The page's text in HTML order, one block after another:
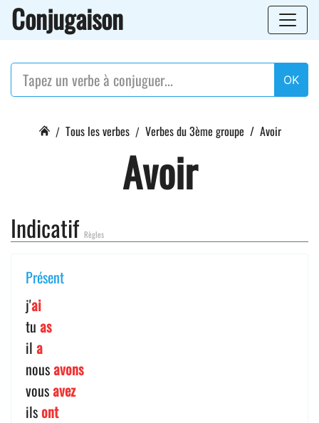
Conjugaison
OK
Tous les verbes Verbes du 3ème groupe Avoir
Avoir
Indicatif Règles
Présent
j'ai
tu as
il a
nous avons
vous avez
ilsont